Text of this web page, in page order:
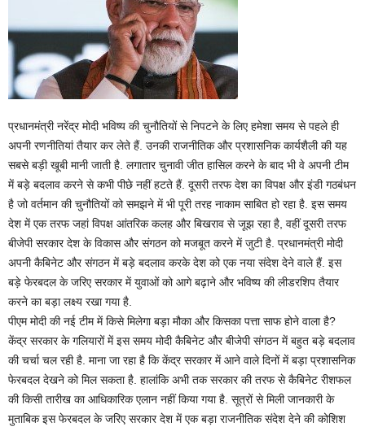
प्रधानमंत्री नरेंद्र मोदी भविष्य की चुनौतियों से निपटने के लिए हमेशा समय से पहले ही
अपनी रणनीतियां तैयार कर लेते हैं. उनकी राजनीतिक और प्रशासनिक कार्यशैली की यह
सबसे बड़ी खूबी मानी जाती है. लगातार चुनावी जीत हासिल करने के बाद भी वे अपनी टीम
में बड़े बदलाव करने से कभी पीछे नहीं हटते हैं. दूसरी तरफ देश का विपक्ष और इंडी गठबंधन
है जो वर्तमान की चुनौतियों को समझने में भी पूरी तरह नाकाम साबित हो रहा है. इस समय
देश में एक तरफ जहां विपक्ष आंतरिक कलह और बिखराव से जूझ रहा है, वहीं दूसरी तरफ
बीजेपी सरकार देश के विकास और संगठन को मजबूत करने में जुटी है. प्रधानमंत्री मोदी
अपनी कैबिनेट और संगठन में बड़े बदलाव करके देश को एक नया संदेश देने वाले हैं. इस
बड़े फेरबदल के जरिए सरकार में युवाओं को आगे बढ़ाने और भविष्य की लीडरशिप तैयार
करने का बड़ा लक्ष्य रखा गया है.
पीएम मोदी की नई टीम में किसे मिलेगा बड़ा मौका और किसका पत्ता साफ होने वाला है?
केंद्र सरकार के गलियारों में इस समय मोदी कैबिनेट और बीजेपी संगठन में बहुत बड़े बदलाव
की चर्चा चल रही है. माना जा रहा है कि केंद्र सरकार में आने वाले दिनों में बड़ा प्रशासनिक
फेरबदल देखने को मिल सकता है. हालांकि अभी तक सरकार की तरफ से कैबिनेट रीशफल
की किसी तारीख का आधिकारिक एलान नहीं किया गया है. सूत्रों से मिली जानकारी के
मुताबिक इस फेरबदल के जरिए सरकार देश में एक बड़ा राजनीतिक संदेश देने की कोशिश